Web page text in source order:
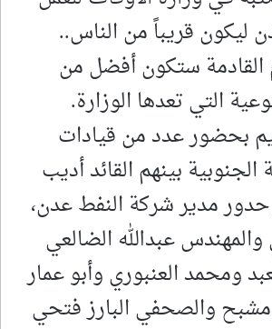
ليكون قريباً من الناس..
القادمة ستكون أفضل من
التي تعدها الوزارة.
بحضور عدد من قيادات
الجنوبية بينهم القائد أديب
مدير شركة النفط عدن،
عبدالله الضالعي
ومحمد العنبوري وأبو عمار
مشبح والصحفي البارز فتحي